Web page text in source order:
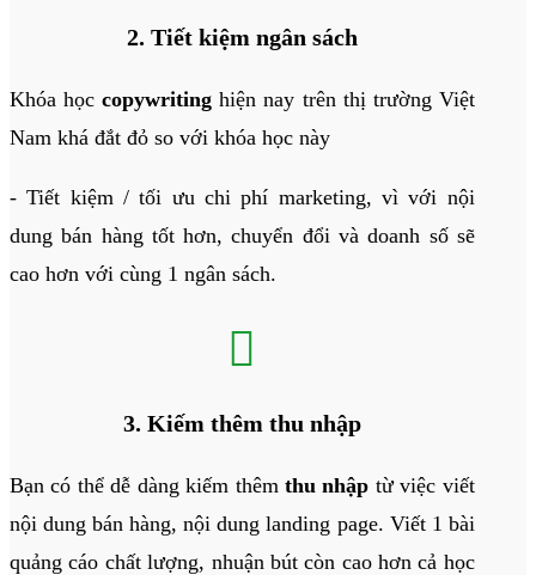
2. Tiết kiệm ngân sách
Khóa họccopywriting hiện nay trên thị trường Việt
Nam khá đắt đỏ so với khóa học này
- Tiết kiệm / tối ưu chi phí marketing, vì với nội
dung bán hàng tốt hơn, chuyển đổi và doanh số sẽ
cao hơn với cùng 1 ngân sách.

3. Kiếm thêm thu nhập
Bạn có thể dễ dàng kiếm thêmthu nhập từ việc viết
nội dung bán hàng, nội dung landing page. Viết 1 bài
quảng cáo chất lượng, nhuận bút còn cao hơn cả học